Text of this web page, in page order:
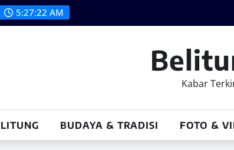
5:27:23 AM
Kabar
BUDAYA & TRADISI FOTO &